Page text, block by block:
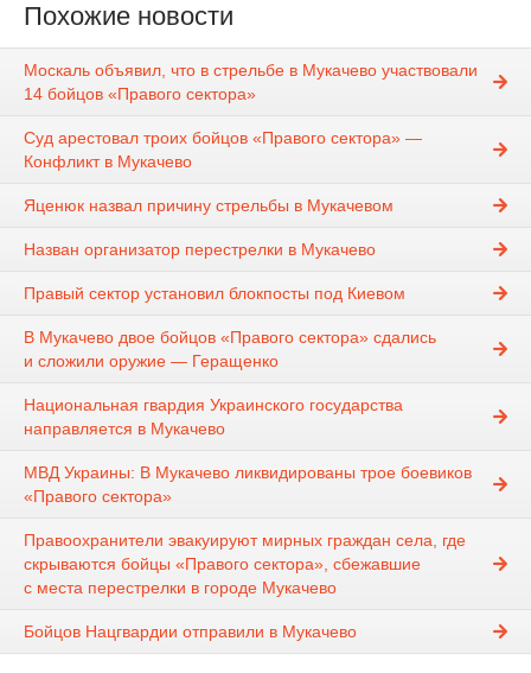
Похожие новости
Москаль объявил, что в стрельбе в Мукачево участвовали
14 бойцов «Правого сектора»
Суд арестовал троих бойцов «Правого сектора» —
Конфликт в Мукачево
Яценюк назвал причину стрельбы в Мукачевом
Назван организатор перестрелки в Мукачево
Правый сектор установил блокпосты под Киевом
В Мукачево двое бойцов «Правого сектора» сдались
и сложили оружие — Геращенко
Национальная гвардия Украинского государства
направляется в Мукачево
МВД Украины: В Мукачево ликвидированы трое боевиков
«Правого сектора»
Правоохранители эвакуируют мирных граждан села, где
скрываются бойцы «Правого сектора», сбежавшие
с места перестрелки в городе Мукачево
Бойцов Нацгвардии отправили в Мукачево